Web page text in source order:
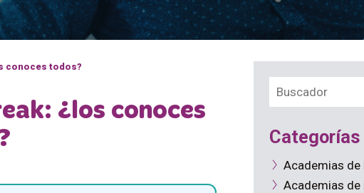
conoces todos?
¿los conoces
Categorías
Academias de
Academias de